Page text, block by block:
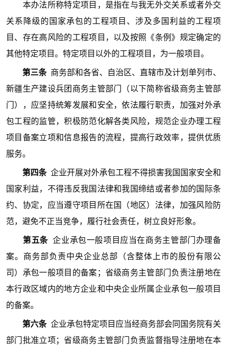
本办法所称特定项目，是指在与我无外交关系或者外交
关系降级的国家承包的工程项目、涉及多国利益的工程项
目、存在高风险的工程项目，以及按照《条例》规定确定的
其他特定项目。特定项目以外的工程项目，为一般项目。
第三条 商务部和各省、自治区、直辖市及计划单列市、
新疆生产建设兵团商务主管部门（以下简称省级商务主管部
门），应坚持统筹发展和安全，依法履行职责，加强对外承
包工程的监管，积极防范化解各类风险，规范企业办理工程
项目备案立项和信息报告的流程，提高行政效率，提供优质
服务。
第四条 企业开展对外承包工程不得损害我国国家安全和
国家利益，不得违反我国法律和我国缔结或者参加的国际条
约、协定，应当遵守项目所在国（地区）法律，加强风险防
范，避免不正当竞争，履行社会责任，树立良好形象。
第五条企业承包一般项目应当在商务主管部门办理备
案。商务部负责中央企业总部（含整体上市的股份有限公
司）承包一般项目的备案；省级商务主管部门负责注册地在
本行政区域内的地方企业和中央企业所属企业承包一般项目
的备案。
第六条 企业承包特定项目应当经商务部会同国务院有关
部门批准立项；省级商务主管部门负责监督指导注册地在本